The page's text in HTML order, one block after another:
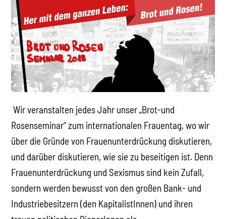
Wir veranstalten jedes Jahr unser „Brot-und
Rosenseminar“ zum internationalen Frauentag, wo wir
über die Gründe von Frauenunterdrückung diskutieren,
und darüber diskutieren, wie sie zu beseitigen ist. Denn
Frauenunterdrückung und Sexismus sind kein Zufall,
sondern werden bewusst von den großen Bank- und
Industriebesitzern (den KapitalistInnen) und ihren